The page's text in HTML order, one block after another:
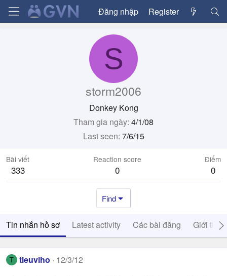
Đăng nhập Register
S
storm2006
Donkey Kong
Tham gia ngày 4/1/08
Last seen 7/6/15
Bài viết
333
Reaction score
0
Điểm
0
Find
Tin nhắn hồ sơ Latest activity Các bài đăng Giới thiệu
T tieuviho 12/3/12